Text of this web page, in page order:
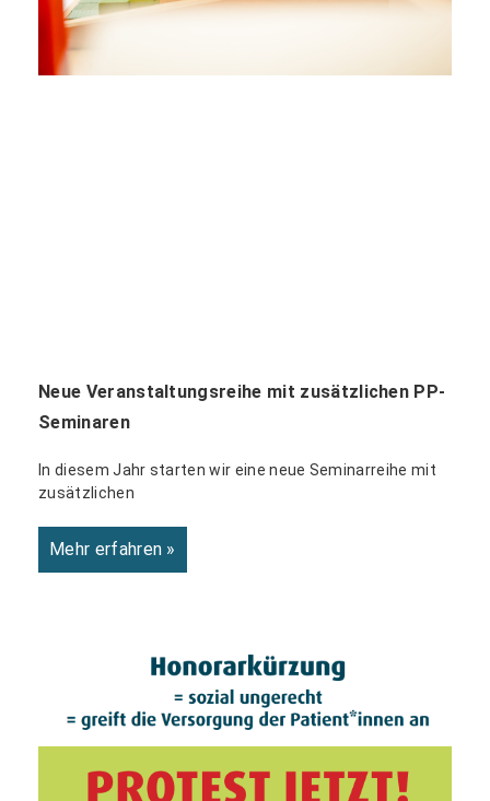
Neue Veranstaltungsreihe mit zusätzlichen PP-
Seminaren
In diesem Jahr starten wir eine neue Seminarreihe mit
zusätzlichen
Mehr erfahren »